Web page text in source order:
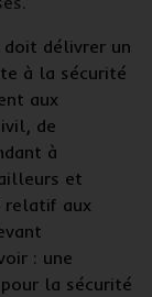
délivrer un
à la sécurité
aux
de
à
et
relatif aux
: une
la sécurité